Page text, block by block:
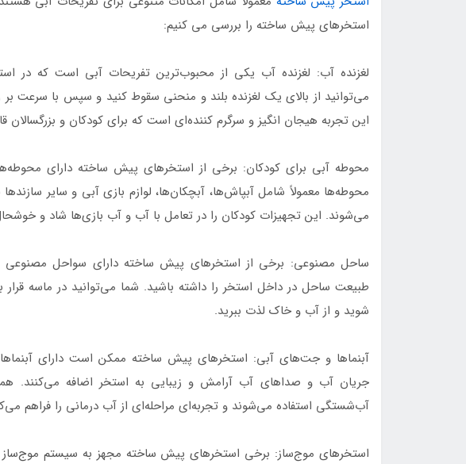
استخرهای پیش ساخته را بررسی می کنیم:
لغزنده آب: لغزنده آب یکی از محبوب‌ترین تفریحات آبی است که در
می‌توانید از بالای یک لغزنده بلند و منحنی سقوط کنید و سپس با سرعت بر
این تجربه هیجان انگیز و سرگرم کننده‌ای است که برای کودکان و
محوطه آبی برای کودکان: برخی از استخرهای پیش ساخته دارای
محوطه‌ها معمولاً شامل آبپاش‌ها، آبچکان‌ها، لوازم بازی آبی و سایر
می‌شوند. این تجهیزات کودکان را در تعامل با آب و آب بازی‌ها شاد و
ساحل مصنوعی: برخی از استخرهای پیش ساخته دارای سواحل مصنوعی
طبیعت ساحل در داخل استخر را داشته باشید. شما می‌توانید در ماسه قرار
شوید و از آب و خاک لذت ببرید.
آبنماها و جت‌های آبی: استخرهای پیش ساخته ممکن است دارای آبنماها
جریان آب و صداهای آب آرامش و زیبایی به استخر اضافه می‌کنند.
آب‌شستگی استفاده می‌شوند و تجربه‌ای مراحله‌ای از آب درمانی را فراهم
استخرهای موج‌ساز: برخی استخرهای پیش ساخته مجهز به سیستم موج‌ساز